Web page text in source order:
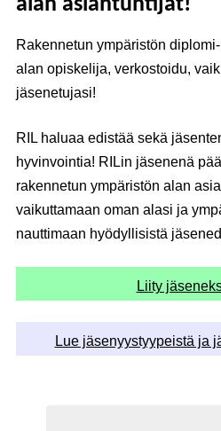
alan asiantuntijat!
Rakennetun ympäristön
alan opiskelija, verkostoidu,
jäsenetujasi!
RIL haluaa edistää sekä
hyvinvointia! RILin jäsenenä
rakennetun ympäristön alan
vaikuttamaan oman alasi ja
nauttimaan hyödyllisistä
Liity
Lue jäsenyystyypeistä ja